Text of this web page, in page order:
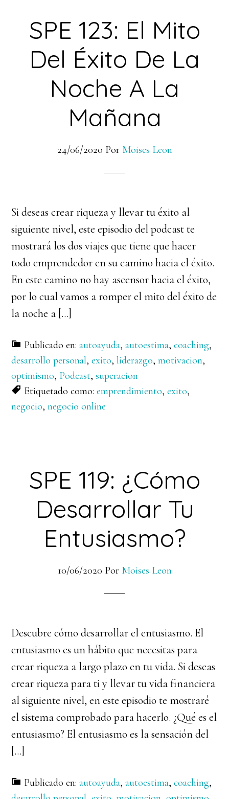
SPE 123: El Mito
Del Éxito De La
Noche A La
Mañana
24/06/2020 Por Moises Leon
Si deseas crear riqueza y llevar tu éxito al
siguiente nivel, este episodio del podcast te
mostrará los dos viajes que tiene que hacer
todo emprendedor en su camino hacia el éxito.
En este camino no hay ascensor hacia el éxito,
por lo cual vamos a romper el mito del éxito de
la noche a […]
Publicado en:autoayuda,autoestima,coaching,
desarrollo personal,exito,liderazgo,motivacion,
optimismo, Podcast,superacion
Etiquetado como:emprendimiento,exito,
negocio,negocio online
SPE 119: ¿Cómo
Desarrollar Tu
Entusiasmo?
10/06/2020 Por Moises Leon
Descubre cómo desarrollar el entusiasmo. El
entusiasmo es un hábito que necesitas para
crear riqueza a largo plazo en tu vida. Si deseas
crear riqueza para ti y llevar tu vida financiera
al siguiente nivel, en este episodio te mostraré
el sistema comprobado para hacerlo. ¿Qué es el
entusiasmo? El entusiasmo es la sensación del
[…]
Publicado en:autoayuda,autoestima,coaching,